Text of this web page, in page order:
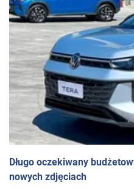
Długo oczekiwany
nowych zdjęciach